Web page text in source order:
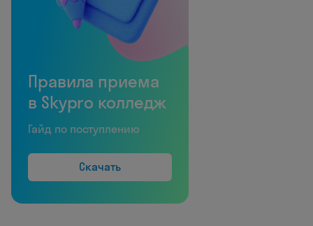
Правила приема
в Skypro колледж
Гайд по поступлению
Скачать